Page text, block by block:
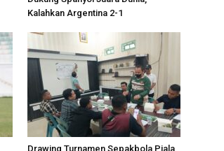
Kalahkan Argentina 2-1
Drawing Turnamen Sepakbola Piala